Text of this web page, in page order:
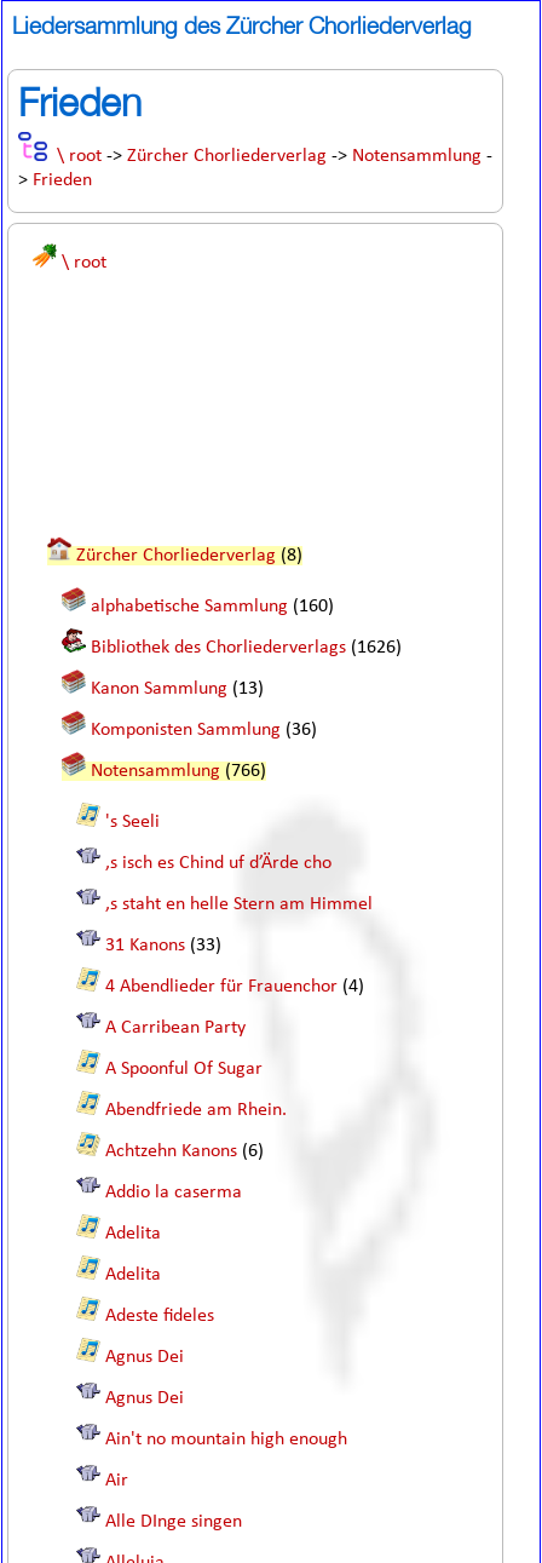
Liedersammlung des Zürcher Chorliederverlag
Frieden
\ root ->Zürcher Chorliederverlag -> Notensammlung -
> Frieden
\ root
Zürcher Chorliederverlag (8)
alphabetische Sammlung (160)
Bibliothek des Chorliederverlags (1626)
Kanon Sammlung (13)
Komponisten Sammlung (36)
Notensammlung (766)
's Seeli
,s isch es Chind uf d’Ärde cho
,s staht en helle Stern am Himmel
31 Kanons (33)
4 Abendlieder für Frauenchor (4)
A Carribean Party
A Spoonful Of Sugar
Abendfriede am Rhein.
Achtzehn Kanons (6)
Addio la caserma
Adelita
Adelita
Adeste fideles
Agnus Dei
Agnus Dei
Ain't no mountain high enough
Air
Alle DInge singen